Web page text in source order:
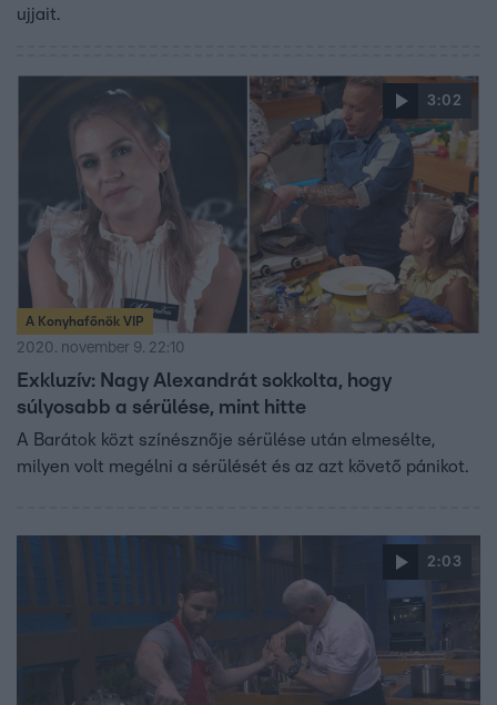
ujjait.
3:02
A Konyhafőnök VIP
2020. november 9. 22:10
Exkluzív: Nagy Alexandrát sokkolta, hogy
súlyosabb a sérülése, mint hitte
A Barátok közt színésznője sérülése után elmesélte,
milyen volt megélni a sérülését és az azt követő pánikot.
2:03